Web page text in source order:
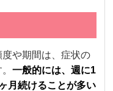
や期間は、症状の
。一般的には、週に1
月続けることが多い